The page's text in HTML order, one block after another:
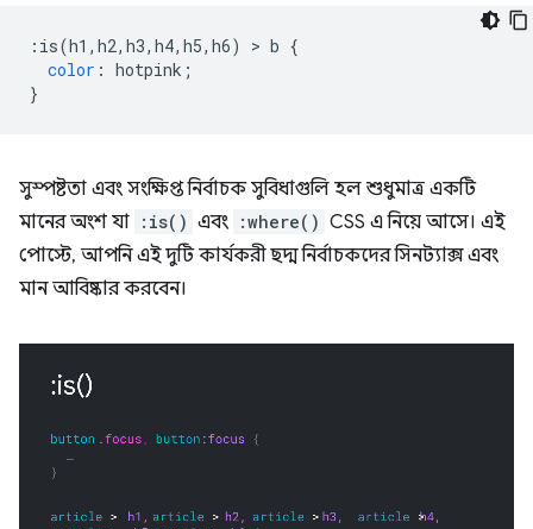
: is(h1 , h2, h3, h4, h5, h6) > b {
color : hotpink ;
}
সুস্পষ্টতা এবং সংক্ষিপ্ত নির্বাচক সুবিধাগুলি হল শুধুমাত্র একটি
মানের অংশ যা :is() এবং :where() CSS এ নিয়ে আসে। এই
পোস্টে, আপনি এই দুটি কার্যকরী ছদ্ম নির্বাচকদের সিনট্যাক্স এবং
মান আবিষ্কার করবেন।